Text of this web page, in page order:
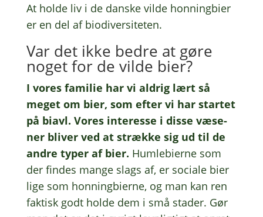
At holde liv i de danske vilde honning­bi­er
er en del af biodiversiteten.
Var det ikke bedre at gøre
noget for de vilde bier?
I vores fami­lie har vi aldrig lært så
meget om bier, som efter vi har star­tet
på biavl. Vores inter­es­se i disse væse­
ner bliver ved at stræk­ke sig ud til de
andre typer af bier. Humle­bi­er­ne som
der findes mange slags af, er soci­a­le bier
lige som honning­bi­er­ne, og man kan ren
faktisk godt holde dem i små stader. Gør